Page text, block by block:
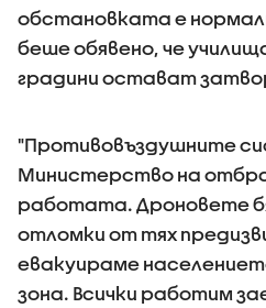
обстановката е
беше обявено, че
градини остават
"Противовъздушните
Министерство на
работата. Дроновете
отломки от тях
евакуираме
зона. Всички работим